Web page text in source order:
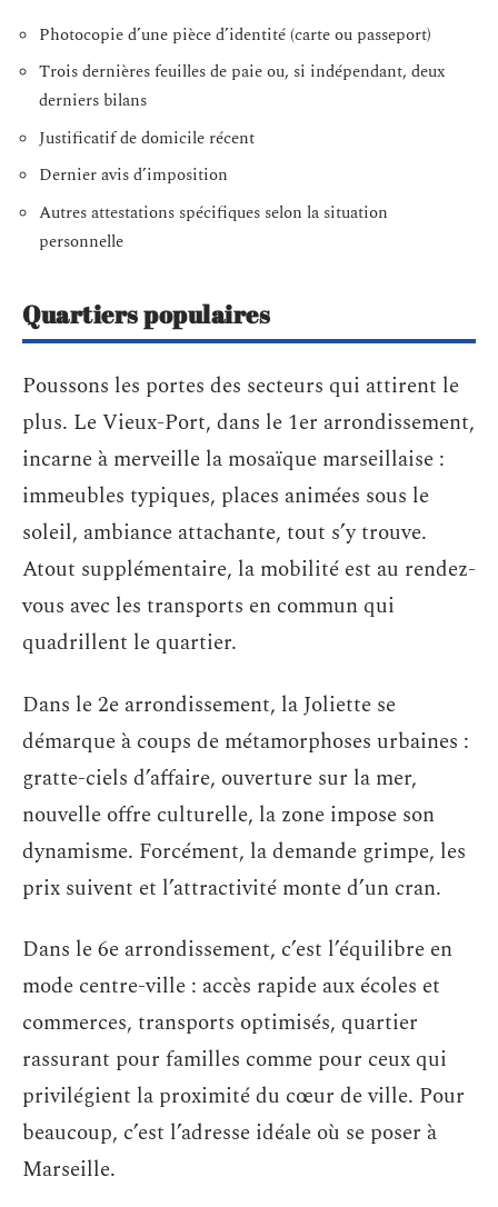
Photocopie d’une pièce d’identité (carte ou passeport)
Trois dernières feuilles de paie ou, si indépendant, deux
derniers bilans
Justificatif de domicile récent
Dernier avis d’imposition
Autres attestations spécifiques selon la situation
personnelle
Quartiers populaires
Poussons les portes des secteurs qui attirent le
plus. Le Vieux-Port, dans le 1er arrondissement,
incarne à merveille la mosaïque marseillaise :
immeubles typiques, places animées sous le
soleil, ambiance attachante, tout s’y trouve.
Atout supplémentaire, la mobilité est au rendez-
vous avec les transports en commun qui
quadrillent le quartier.
Dans le 2e arrondissement, la Joliette se
démarque à coups de métamorphoses urbaines :
gratte-ciels d’affaire, ouverture sur la mer,
nouvelle offre culturelle, la zone impose son
dynamisme. Forcément, la demande grimpe, les
prix suivent et l’attractivité monte d’un cran.
Dans le 6e arrondissement, c’est l’équilibre en
mode centre-ville : accès rapide aux écoles et
commerces, transports optimisés, quartier
rassurant pour familles comme pour ceux qui
privilégient la proximité du cœur de ville. Pour
beaucoup, c’est l’adresse idéale où se poser à
Marseille.